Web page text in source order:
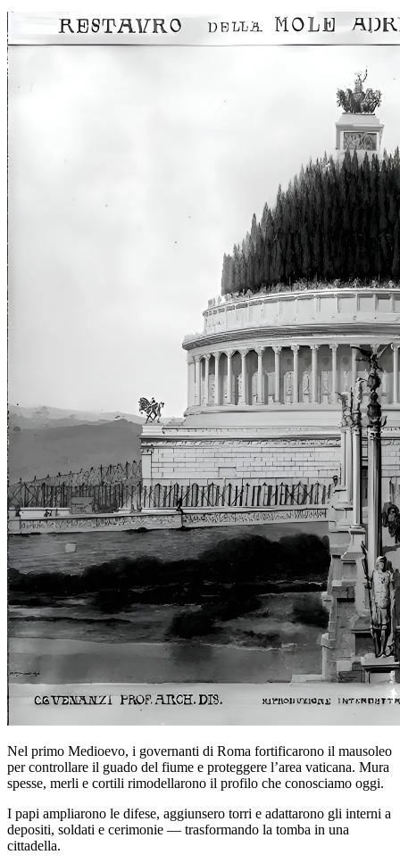
Nel primo Medioevo, i governanti di Roma fortificarono il mausoleo
per controllare il guado del fiume e proteggere l’area vaticana. Mura
spesse, merli e cortili rimodellarono il profilo che conosciamo oggi.
I papi ampliarono le difese, aggiunsero torri e adattarono gli interni a
depositi, soldati e cerimonie — trasformando la tomba in una
cittadella.